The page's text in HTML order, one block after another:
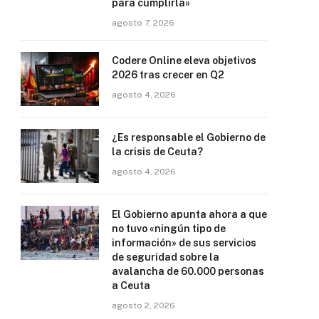
para cumplirla»
agosto 7, 2026
Codere Online eleva objetivos
2026 tras crecer en Q2
agosto 4, 2026
¿Es responsable el Gobierno de
la crisis de Ceuta?
agosto 4, 2026
El Gobierno apunta ahora a que
no tuvo «ningún tipo de
información» de sus servicios
de seguridad sobre la
avalancha de 60.000 personas
a Ceuta
agosto 2, 2026